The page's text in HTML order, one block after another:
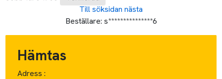
Till söksidan nästa
Beställare: s***************6
Hämtas
Adress :